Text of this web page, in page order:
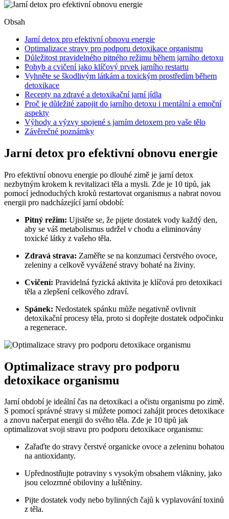
Obsah
Jarní detox pro efektivní obnovu energie
Optimalizace stravy pro podporu detoxikace organismu
Důležitost pravidelného pitného režimu během jarního detoxu
Pohyb a cvičení jako klíčový prvek jarního restartu
Vyhněte se škodlivým látkám a toxickým prostředím během
detoxikace
Recepty na zdravé a detoxikační jarní jídla
Proč je důležité zapojit do jarního detoxu i mentální a emoční
aspekty
Výhody a výzvy spojené s jarním detoxem pro vaše tělo
Závěrečné poznámky
Jarní detox pro efektivní obnovu energie
Pro efektivní obnovu energie po dlouhé zimě je jarní detox
nezbytným krokem k revitalizaci těla a mysli. Zde je 10 tipů, jak
pomocí jednoduchých kroků restartovat organismus a nabrat novou
energii pro nadcházející jarní období:
Pitný režim: Ujistěte se, že pijete dostatek vody každý den,
aby se váš metabolismus udržel v chodu a eliminovány
toxické látky z vašeho těla.
Zdravá strava: Zaměřte se na konzumaci čerstvého ovoce,
zeleniny a celkově vyvážené stravy bohaté na živiny.
Cvičení: Pravidelná fyzická aktivita je klíčová pro detoxikaci
těla a zlepšení celkového zdraví.
Spánek: Nedostatek spánku může negativně ovlivnit
detoxikační procesy těla, proto si dopřejte dostatek odpočinku
a regenerace.
Optimalizace stravy pro podporu
detoxikace organismu
Jarní období je ideální čas na detoxikaci a očistu organismu po zimě.
S pomocí správné stravy si můžete pomoci zahájit proces detoxikace
a znovu načerpat energii do svého těla. Zde je 10 tipů jak
optimalizovat svoji stravu pro podporu detoxikace organismu:
Zařaďte do stravy čerstvé organicke ovoce a zeleninu bohatou
na antioxidanty.
Upřednostňujte potraviny s vysokým obsahem vlákniny, jako
jsou celozrnné obiloviny a luštěniny.
Pijte dostatek vody nebo bylinných čajů k vyplavování toxinů
z těla.